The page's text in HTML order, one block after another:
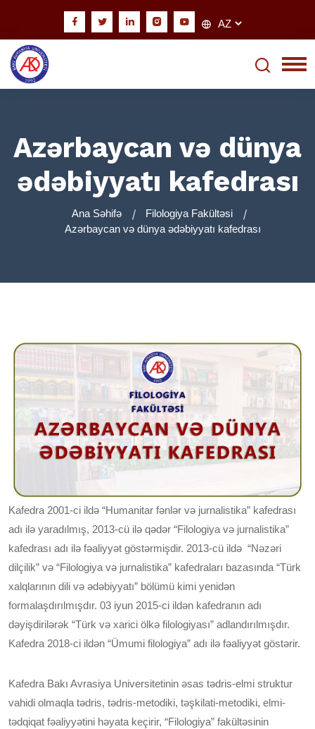
Azərbaycan və dünya
ədəbiyyatı kafedrası
Ana Səhifə
Filologiya Fakültəsi
Azərbaycan və dünya ədəbiyyatı kafedrası
Kafedra 2001-ci ildə “Humanitar fənlər və jurnalistika” kafedrası
adı ilə yaradılmış, 2013-cü ilə qədər “Filologiya və jurnalistika”
kafedrası adı ilə fəaliyyət göstərmişdir. 2013-cü ildə “Nəzəri
dilçilik” və “Filologiya və jurnalistika” kafedraları bazasında “Türk
xalqlarının dili və ədəbiyyatı” bölümü kimi yenidən
formalaşdırılmışdır. 03 iyun 2015-ci ildən kafedranın adı
dəyişdirilərək “Türk və xarici ölkə filologiyası” adlandırılmışdır.
Kafedra 2018-ci ildən “Ümumi filologiya” adı ilə fəaliyyət göstərir.
Kafedra Bakı Avrasiya Universitetinin əsas tədris-elmi struktur
vahidi olmaqla tədris, tədris-metodiki, təşkilati-metodiki, elmi-
tədqiqat fəaliyyətini həyata keçirir, “Filologiya” fakültəsinin